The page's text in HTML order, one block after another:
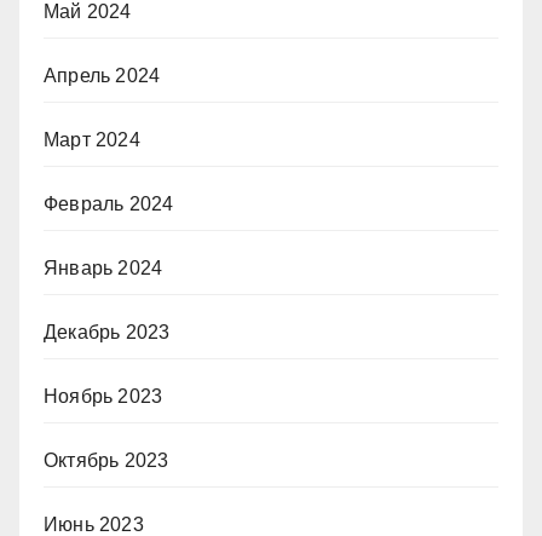
Май 2024
Апрель 2024
Март 2024
Февраль 2024
Январь 2024
Декабрь 2023
Ноябрь 2023
Октябрь 2023
Июнь 2023